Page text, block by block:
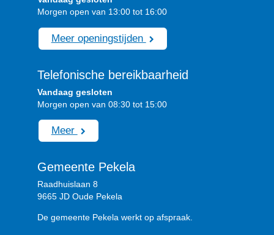
Morgen open van 13:00 tot 16:00
Meer openingstijden
Telefonische bereikbaarheid
Vandaag gesloten
Morgen open van 08:30 tot 15:00
Meer
Gemeente Pekela
Raadhuislaan 8
9665 JD Oude Pekela
De gemeente Pekela werkt op afspraak.